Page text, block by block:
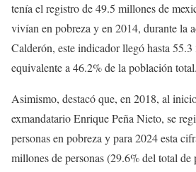
tenía el registro de 49.5 millones de
vivían en pobreza y en 2014, durante la
Calderón, este indicador llegó hasta 55.3
equivalente a 46.2% de la población total.
Asimismo, destacó que, en 2018, al
exmandatario Enrique Peña Nieto, se
personas en pobreza y para 2024 esta
millones de personas (29.6% del total